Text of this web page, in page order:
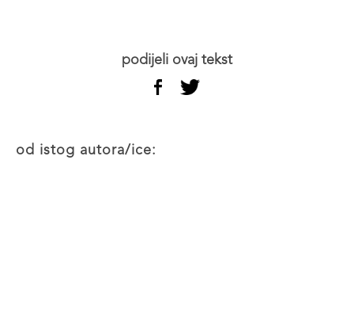
podijeli ovaj tekst
od istog autora/ice: